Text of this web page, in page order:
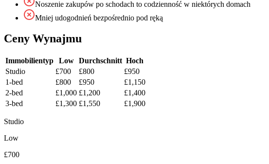
Noszenie zakupów po schodach to codzienność w niektórych domach
Mniej udogodnień bezpośrednio pod ręką
Ceny Wynajmu
Immobilientyp Low Durchschnitt Hoch
Studio
£700 £800
£950
1-bed
£800 £950
£1,150
2-bed
£1,000 £1,200
£1,400
3-bed
£1,300 £1,550 £1,900
Studio
Low
£700